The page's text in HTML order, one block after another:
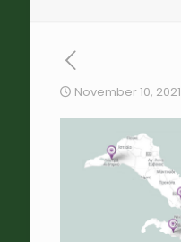
November 10, 2021